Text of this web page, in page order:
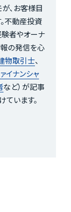
、お客様目
不動産投資
者やオーナ
の発信を心
物取引士、
イナンシャ
など）が記事
ています。